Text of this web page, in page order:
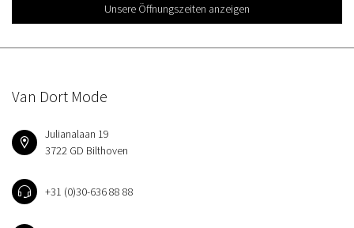
Unsere Öffnungszeiten anzeigen
Van Dort Mode
Julianalaan 19
3722 GD Bilthoven
+31 (0)30-636 88 88